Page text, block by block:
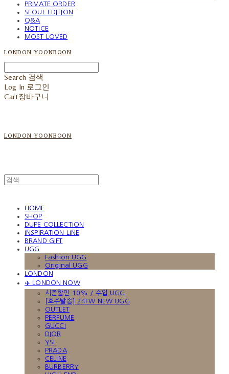
PRIVATE ORDER
SEOUL EDITION
Q&A
NOTICE
MOST LOVED
LONDON YOONBOON
Search 검색
Log In 로그인
Cart장바구니
LONDON YOONBOON
HOME
SHOP
DUPE COLLECTION
INSPIRATION LINE
BRAND GIFT
UGG
Fashion UGG
Original UGG
LONDON
✈️ LONDON NOW
시즌할인 10% / 수입 UGG
[호주발송] 24FW NEW UGG
OUTLET
PERFUME
GUCCI
DIOR
YSL
PRADA
CELINE
BURBERRY